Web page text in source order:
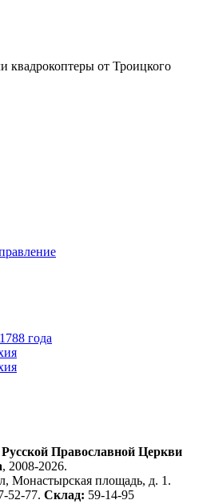
от Троицкого
года
Православной Церкви
, 2008-2026.
Монастырская площадь, д. 1.
52-77. Склад: 59-14-95